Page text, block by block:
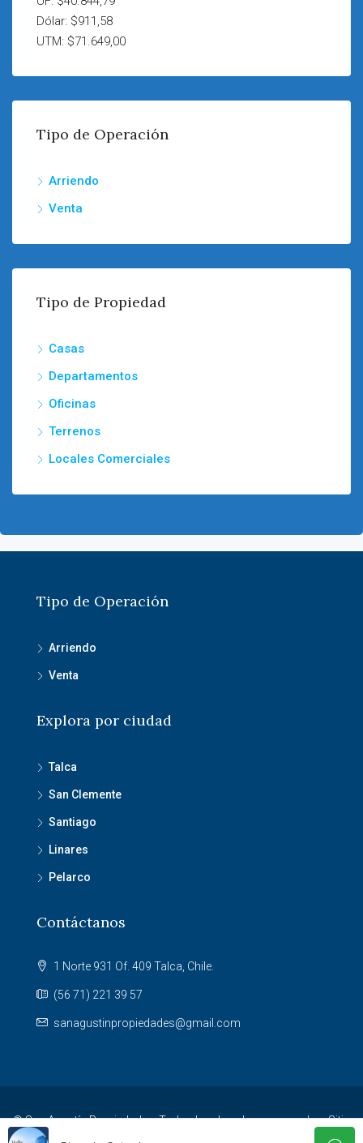
Dólar: $911,58
UTM: $71.649,00
Tipo de Operación
Arriendo
Venta
Tipo de Propiedad
Casas
Departamentos
Oficinas
Terrenos
Locales Comerciales
Tipo de Operación
Arriendo
Venta
Explora por ciudad
Talca
San Clemente
Santiago
Linares
Pelarco
Contáctanos
1 Norte 931 Of. 409 Talca, Chile.
(56 71) 221 39 57
sanagustinpropiedades@gmail.com
© San Agustín Propiedades. Todos los derechos reservados. Sitio